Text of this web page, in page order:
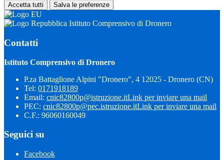
Accetta tutti Salva le preferenze
Istituto Comprensivo di Dronero
Contatti
Istituto Comprensivo di Dronero
P.za Battaglione Alpini "Dronero", 4 12025 - Dronero (CN)
Tel: 0171918189
Email: cnic82800p@istruzione.itLink per inviare una mail
PEC: cnic82800p@pec.istruzione.itLink per inviare una mail
C.F.: 96060160049
Seguici su
Facebook